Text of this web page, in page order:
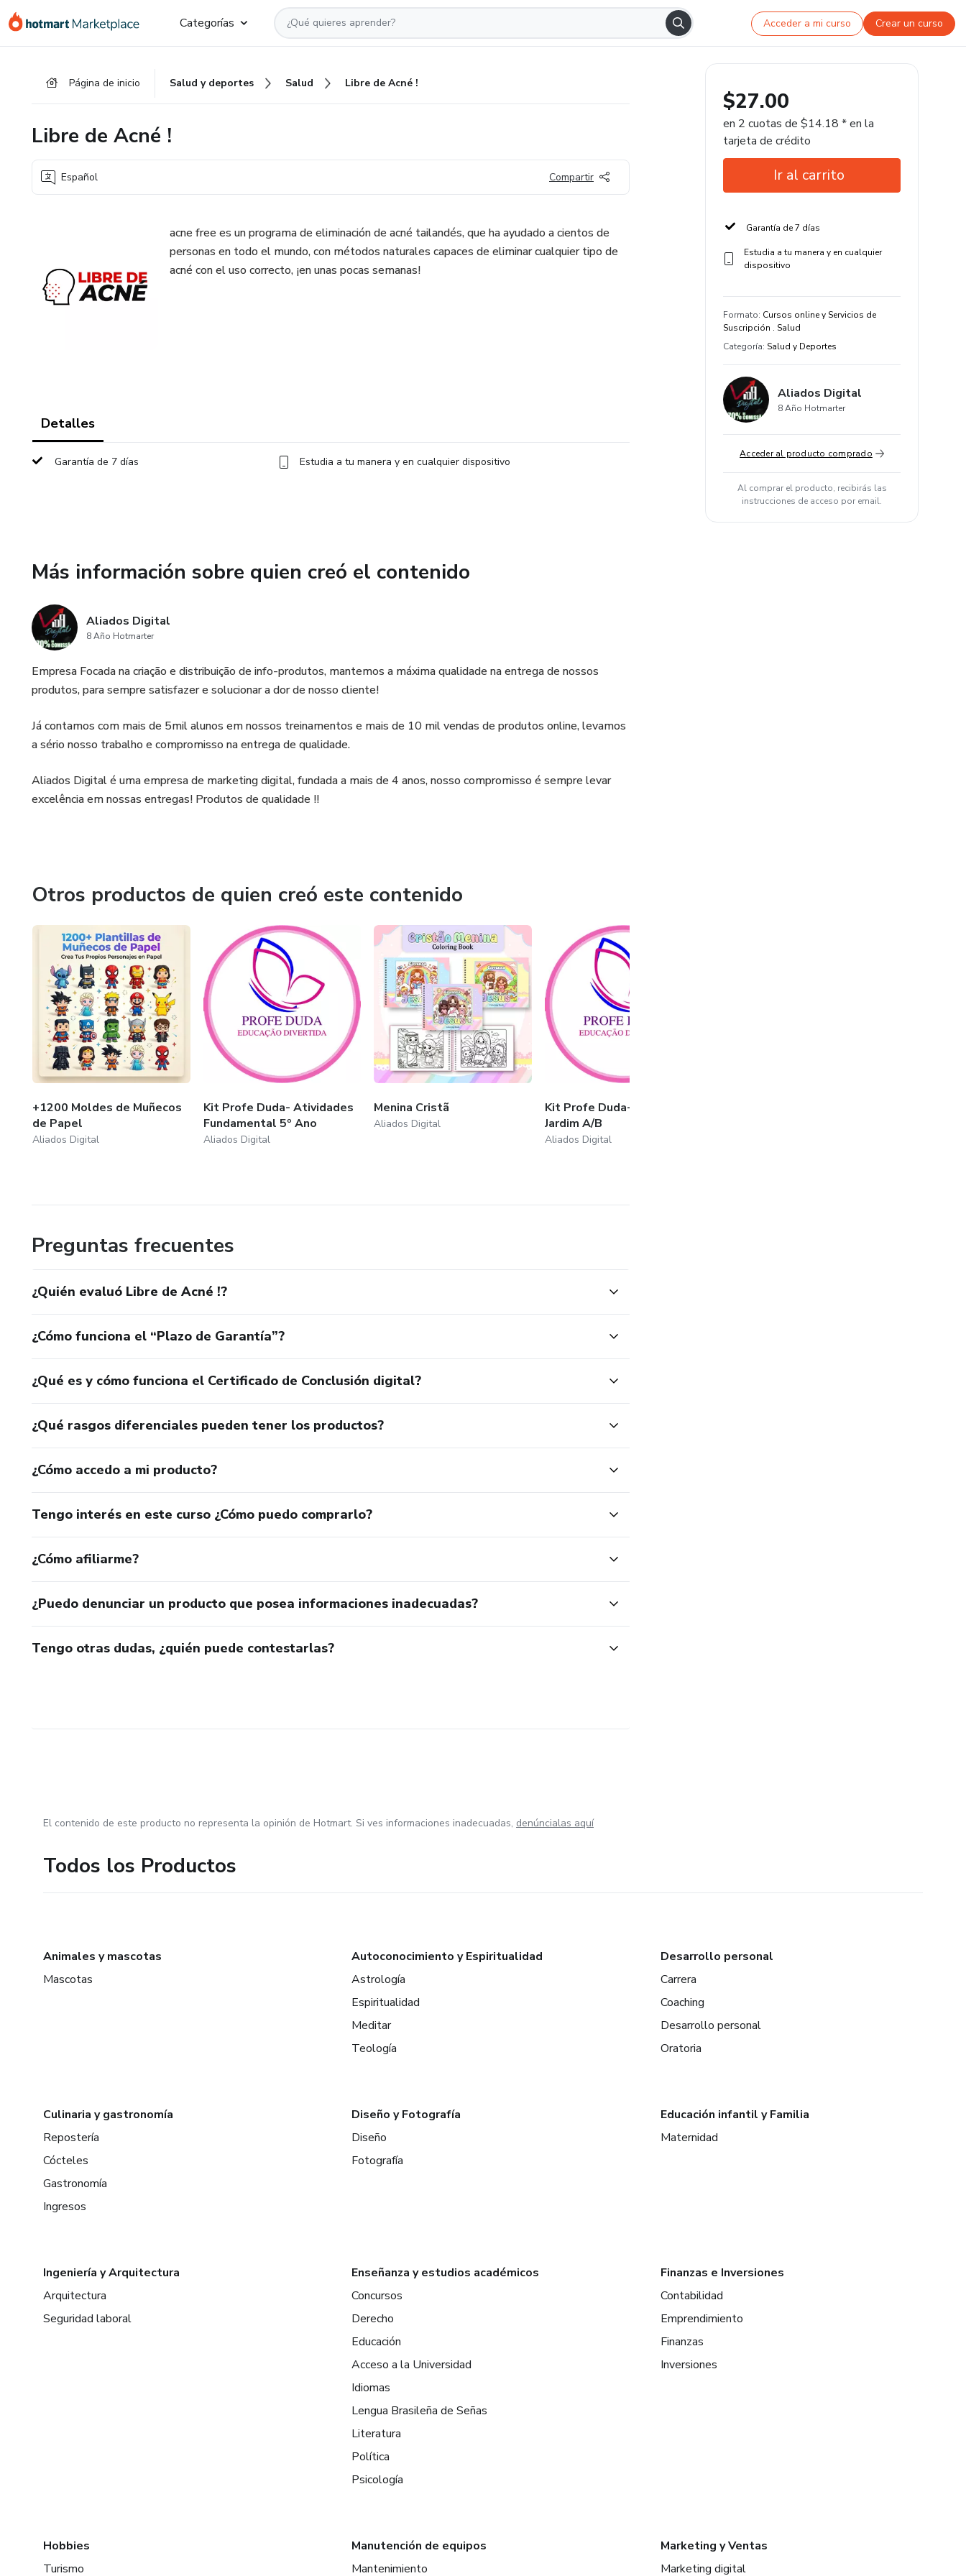
Categorías Acceder a mi curso Crear un curso
Página de inicio Salud y deportes Salud Libre de Acné !
Libre de Acné !
Español Compartir
acne free es un programa de eliminación de acné tailandés, que ha ayudado a cientos de
personas en todo el mundo, con métodos naturales capaces de eliminar cualquier tipo de
acné con el uso correcto, ¡en unas pocas semanas!
Detalles
Garantía de 7 días Estudia a tu manera y en cualquier dispositivo
Más información sobre quien creó el contenido
Aliados Digital
8 Año Hotmarter
Empresa Focada na criação e distribuição de info-produtos, mantemos a máxima qualidade na entrega de nossos
produtos, para sempre satisfazer e solucionar a dor de nosso cliente!
Já contamos com mais de 5mil alunos em nossos treinamentos e mais de 10 mil vendas de produtos online, levamos
a sério nosso trabalho e compromisso na entrega de qualidade.
Aliados Digital é uma empresa de marketing digital, fundada a mais de 4 anos, nosso compromisso é sempre levar
excelência em nossas entregas! Produtos de qualidade !!
Otros productos de quien creó este contenido
+1200 Moldes de Muñecos
de Papel
Aliados Digital
Kit Profe Duda- Atividades
Fundamental 5º Ano
Aliados Digital
Menina Cristã
Aliados Digital
Kit Profe Duda- Atividades
Jardim A/B
Aliados Digital
Preguntas frecuentes
¿Quién evaluó Libre de Acné !?
¿Cómo funciona el “Plazo de Garantía”?
¿Qué es y cómo funciona el Certificado de Conclusión digital?
¿Qué rasgos diferenciales pueden tener los productos?
¿Cómo accedo a mi producto?
Tengo interés en este curso ¿Cómo puedo comprarlo?
¿Cómo afiliarme?
¿Puedo denunciar un producto que posea informaciones inadecuadas?
Tengo otras dudas, ¿quién puede contestarlas?
$27.00
en 2 cuotas de $14.18 * en la
tarjeta de crédito
Ir al carrito
Garantía de 7 días
Estudia a tu manera y en cualquier
dispositivo
Formato: Cursos online y Servicios de
Suscripción . Salud
Categoría: Salud y Deportes
Aliados Digital
8 Año Hotmarter
Acceder al producto comprado
Al comprar el producto, recibirás las
instrucciones de acceso por email.
El contenido de este producto no representa la opinión de Hotmart. Si ves informaciones inadecuadas, denúncialas aquí
Todos los Productos
Animales y mascotas
Mascotas
Autoconocimiento y Espiritualidad
Astrología
Espiritualidad
Meditar
Teología
Desarrollo personal
Carrera
Coaching
Desarrollo personal
Oratoria
Culinaria y gastronomía
Repostería
Cócteles
Gastronomía
Ingresos
Diseño y Fotografía
Diseño
Fotografía
Educación infantil y Familia
Maternidad
Ingeniería y Arquitectura
Arquitectura
Seguridad laboral
Enseñanza y estudios académicos
Concursos
Derecho
Educación
Acceso a la Universidad
Idiomas
Lengua Brasileña de Señas
Literatura
Política
Psicología
Finanzas e Inversiones
Contabilidad
Emprendimiento
Finanzas
Inversiones
Hobbies
Turismo
Manutención de equipos
Mantenimiento
Marketing y Ventas
Marketing digital